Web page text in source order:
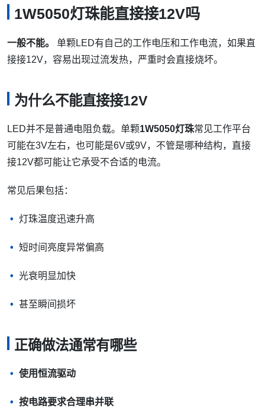
1W5050灯珠能直接接12V吗
一般不能。
单颗LED有自己的工作电压和工作电流，如果直
接接12V，容易出现过流发热，严重时会直接烧坏。
为什么不能直接接12V
LED并不是普通电阻负载。单颗1W5050灯珠常见工作平台
可能在3V左右，也可能是6V或9V，不管是哪种结构，直接
接12V都可能让它承受不合适的电流。
常见后果包括：
灯珠温度迅速升高
短时间亮度异常偏高
光衰明显加快
甚至瞬间损坏
正确做法通常有哪些
使用恒流驱动
按电路要求合理串并联